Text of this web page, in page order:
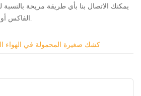
الفاكس أو البريد الإلكتروني أو الهاتف.
كشك صغيرة المحمولة في الهواء